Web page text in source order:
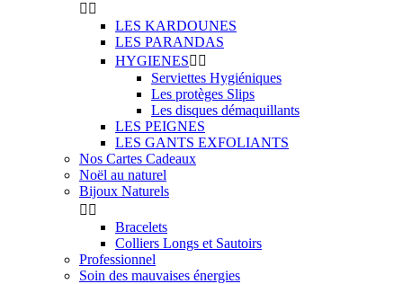
 
LES KARDOUNES
LES PARANDAS
HYGIENES 
Serviettes Hygiéniques
Les protèges Slips
Les disques démaquillants
LES PEIGNES
LES GANTS EXFOLIANTS
Nos Cartes Cadeaux
Noël au naturel
Bijoux Naturels
 
Bracelets
Colliers Longs et Sautoirs
Professionnel
Soin des mauvaises énergies